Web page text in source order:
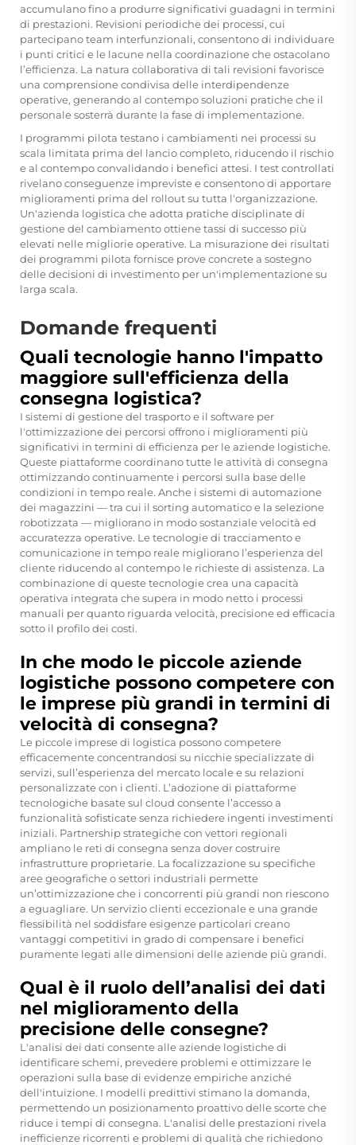
accumulano fino a produrre significativi guadagni in termini
di prestazioni. Revisioni periodiche dei processi, cui
partecipano team interfunzionali, consentono di individuare
i punti critici e le lacune nella coordinazione che ostacolano
l’efficienza. La natura collaborativa di tali revisioni favorisce
una comprensione condivisa delle interdipendenze
operative, generando al contempo soluzioni pratiche che il
personale sosterrà durante la fase di implementazione.
I programmi pilota testano i cambiamenti nei processi su
scala limitata prima del lancio completo, riducendo il rischio
e al contempo convalidando i benefici attesi. I test controllati
rivelano conseguenze impreviste e consentono di apportare
miglioramenti prima del rollout su tutta l'organizzazione.
Un'azienda logistica che adotta pratiche disciplinate di
gestione del cambiamento ottiene tassi di successo più
elevati nelle migliorie operative. La misurazione dei risultati
dei programmi pilota fornisce prove concrete a sostegno
delle decisioni di investimento per un'implementazione su
larga scala.
Domande frequenti
Quali tecnologie hanno l'impatto
maggiore sull'efficienza della
consegna logistica?
I sistemi di gestione del trasporto e il software per
l'ottimizzazione dei percorsi offrono i miglioramenti più
significativi in termini di efficienza per le aziende logistiche.
Queste piattaforme coordinano tutte le attività di consegna
ottimizzando continuamente i percorsi sulla base delle
condizioni in tempo reale. Anche i sistemi di automazione
dei magazzini — tra cui il sorting automatico e la selezione
robotizzata — migliorano in modo sostanziale velocità ed
accuratezza operative. Le tecnologie di tracciamento e
comunicazione in tempo reale migliorano l’esperienza del
cliente riducendo al contempo le richieste di assistenza. La
combinazione di queste tecnologie crea una capacità
operativa integrata che supera in modo netto i processi
manuali per quanto riguarda velocità, precisione ed efficacia
sotto il profilo dei costi.
In che modo le piccole aziende
logistiche possono competere con
le imprese più grandi in termini di
velocità di consegna?
Le piccole imprese di logistica possono competere
efficacemente concentrandosi su nicchie specializzate di
servizi, sull’esperienza del mercato locale e su relazioni
personalizzate con i clienti. L’adozione di piattaforme
tecnologiche basate sul cloud consente l’accesso a
funzionalità sofisticate senza richiedere ingenti investimenti
iniziali. Partnership strategiche con vettori regionali
ampliano le reti di consegna senza dover costruire
infrastrutture proprietarie. La focalizzazione su specifiche
aree geografiche o settori industriali permette
un’ottimizzazione che i concorrenti più grandi non riescono
a eguagliare. Un servizio clienti eccezionale e una grande
flessibilità nel soddisfare esigenze particolari creano
vantaggi competitivi in grado di compensare i benefici
puramente legati alle dimensioni delle aziende più grandi.
Qual è il ruolo dell’analisi dei dati
nel miglioramento della
precisione delle consegne?
L'analisi dei dati consente alle aziende logistiche di
identificare schemi, prevedere problemi e ottimizzare le
operazioni sulla base di evidenze empiriche anziché
dell'intuizione. I modelli predittivi stimano la domanda,
permettendo un posizionamento proattivo delle scorte che
riduce i tempi di consegna. L'analisi delle prestazioni rivela
inefficienze ricorrenti e problemi di qualità che richiedono